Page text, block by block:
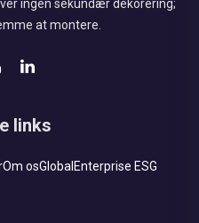
ingen sekundær dekorering;
at montere.
links
Om osGlobal Enterprise ESG